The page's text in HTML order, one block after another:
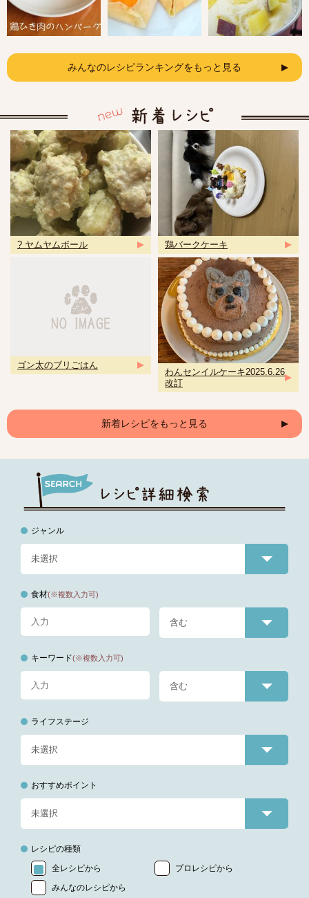
みんなのレシピランキングをもっと見る
? ヤムヤムボール 鶏バークケーキ
ゴン太のブリごはん
わんセンイルケーキ2025.6.26
改訂
新着レシピをもっと見る
ジャンル
食材(※複数入力可)
キーワード(※複数入力可)
ライフステージ
おすすめポイント
レシピの種類
全レシピから
プロレシピから
みんなのレシピから